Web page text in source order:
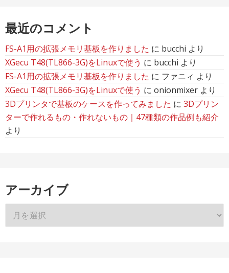
最近のコメント
FS-A1用の拡張メモリ基板を作りました に bucchi より
XGecu T48(TL866-3G)をLinuxで使う に bucchi より
FS-A1用の拡張メモリ基板を作りました に ファニィ より
XGecu T48(TL866-3G)をLinuxで使う に onionmixer より
3Dプリンタで基板のケースを作ってみました に 3Dプリン
ターで作れるもの・作れないもの｜47種類の作品例も紹介
より
アーカイブ